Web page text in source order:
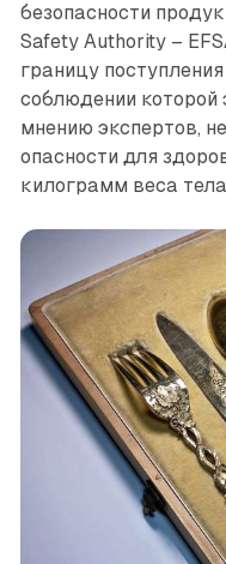
безопасности
Safety Authority –
границу
соблюдении которой
мнению экспертов,
опасности для
килограмм веса